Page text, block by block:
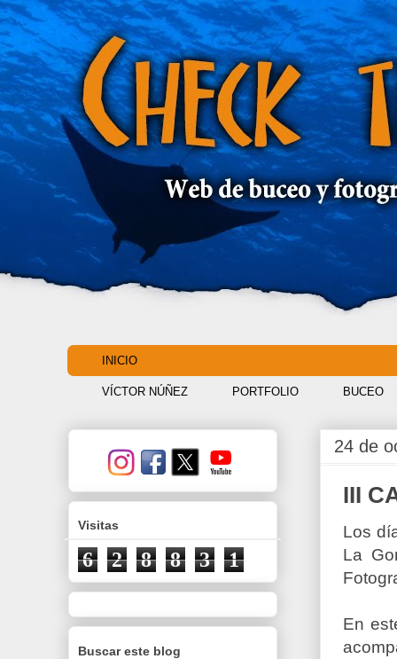
INICIO
VÍCTOR NÚÑEZ PORTFOLIO BUCEO
24 de
III
Los
La
En
Visitas
6 2 8 8 3 1
Buscar este blog